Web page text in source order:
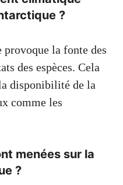
?
la fonte des
des espèces. Cela
disponibilité de la
comme les
menées sur la
?